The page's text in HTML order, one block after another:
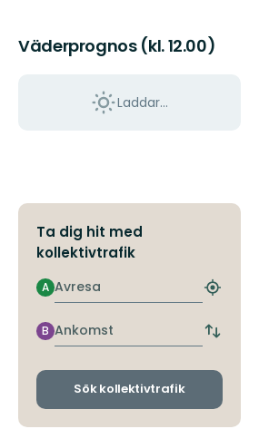
Väderprognos (kl. 12.00)
Laddar...
Ta dig hit med
kollektivtrafik
Avresa
A
Hitta
hållplats
Ankomst
B
Byt
och
Sök kollektivtrafik